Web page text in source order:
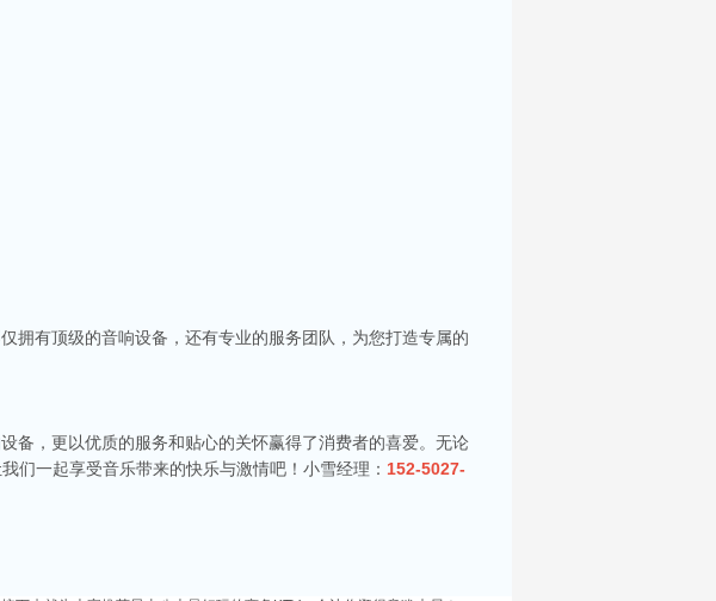
调酒师和服务人员全程为你服务。每间包房都配备了大屏幕投影及高质量音
晚的昆山市区总是灯火辉煌，KTV的热潮更是成为了这个城市夜晚的主旋
吸引了不少年轻人和商务人士。接下来，就让我为大家揭晓昆山五大高端
娱乐场所，为喜欢唱歌和社交的人们提供了一个理想的聚会地点。无论是和
拥有顶级的音响设备，还有专业的服务团队，为您打造专属的
备，更以优质的服务和贴心的关怀赢得了消费者的喜爱。无论
们一起享受音乐带来的快乐与激情吧！小雪经理： 152-5027-